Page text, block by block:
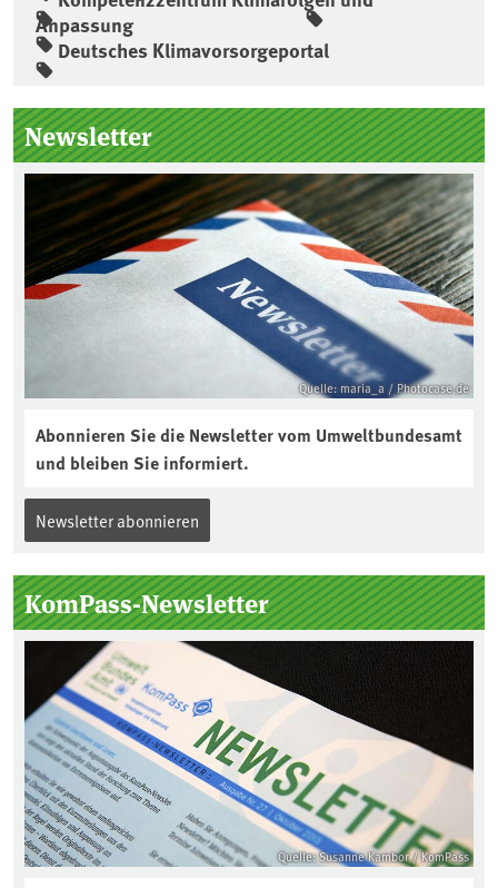
Anpassung
Deutsches Klimavorsorgeportal
Seitenleiste
Newsletter
Quelle: maria_a / Photocase.de
Abonnieren Sie die Newsletter vom Umweltbundesamt
und bleiben Sie informiert.
Newsletter abonnieren
KomPass-Newsletter
Quelle: Susanne Kambor / KomPass